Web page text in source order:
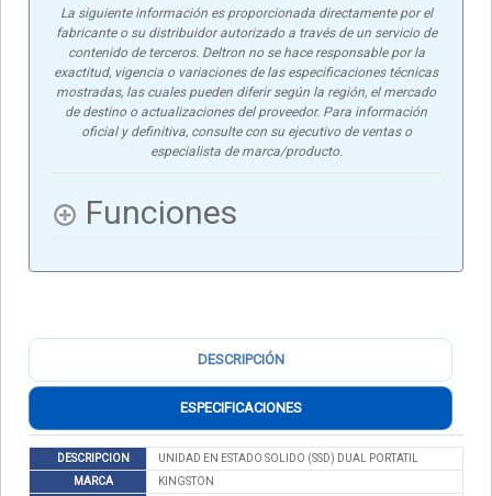
La siguiente información es proporcionada directamente por el
fabricante o su distribuidor autorizado a través de un servicio de
contenido de terceros. Deltron no se hace responsable por la
exactitud, vigencia o variaciones de las especificaciones técnicas
mostradas, las cuales pueden diferir según la región, el mercado
de destino o actualizaciones del proveedor. Para información
oficial y definitiva, consulte con su ejecutivo de ventas o
especialista de marca/producto.
Funciones
DESCRIPCIÓN
ESPECIFICACIONES
DESCRIPCION
UNIDAD EN ESTADO SOLIDO (SSD) DUAL PORTATIL
MARCA
KINGSTON